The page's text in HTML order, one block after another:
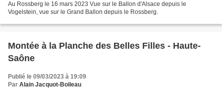
Au Rossberg le 16 mars 2023 Vue sur le Ballon d'Alsace depuis le
Vogelstein, vue sur le Grand Ballon depuis le Rossberg.
Montée à la Planche des Belles Filles - Haute-
Saône
Publié le 09/03/2023 à 19:09
Par Alain Jacquot-Boileau